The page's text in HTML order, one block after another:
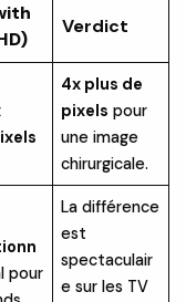
Verdict
4x plus de
pixels pour
une image
chirurgicale.
pour
La différence
est
spectaculair
e sur les TV